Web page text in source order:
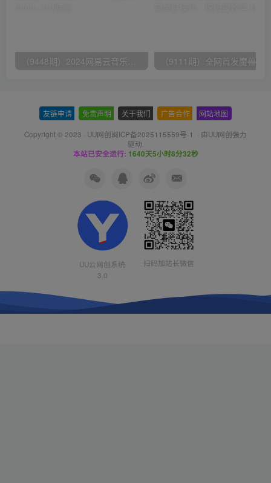
友链申请 免责声明 关于我们 广告合作 网站地图
Copyright © 2023 · UU网创闽ICP备2025115559号-1 · 由UU网创强力
驱动.
本站已安全运行: 1640天5小时8分33秒
UU云网创系统
3.0
扫码加站长微信